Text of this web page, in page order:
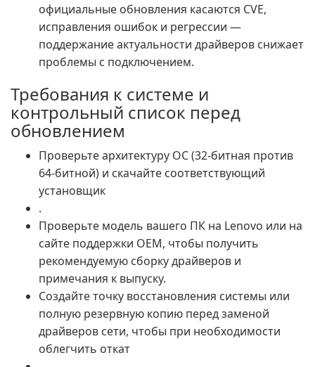
официальные обновления касаются CVE,
исправления ошибок и регрессии —
поддержание актуальности драйверов снижает
проблемы с подключением.
Требования к системе и
контрольный список перед
обновлением
Проверьте архитектуру ОС (32-битная против
64-битной) и скачайте соответствующий
установщик
.
Проверьте модель вашего ПК на Lenovo или на
сайте поддержки OEM, чтобы получить
рекомендуемую сборку драйверов и
примечания к выпуску.
Создайте точку восстановления системы или
полную резервную копию перед заменой
драйверов сети, чтобы при необходимости
облегчить откат